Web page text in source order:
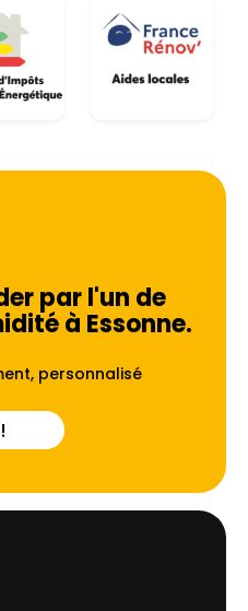
par l'un de
à Essonne.
personnalisé